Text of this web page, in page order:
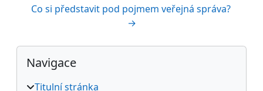
Co si představit pod pojmem veřejná správa?
→
Bloky
Přeskočit: Navigace
Navigace
Titulní stránka